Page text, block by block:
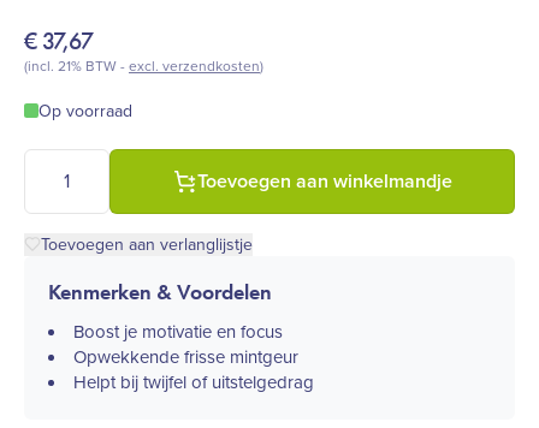
€37,67
(incl. 21% BTW -excl. verzendkosten)
Op voorraad
doTERRA Motivate - 5 ml aantal
Toevoegen aan winkelmandje
Toevoegen aan verlanglijstje
Kenmerken & Voordelen
Boost je motivatie en focus
Opwekkende frisse mintgeur
Helpt bij twijfel of uitstelgedrag